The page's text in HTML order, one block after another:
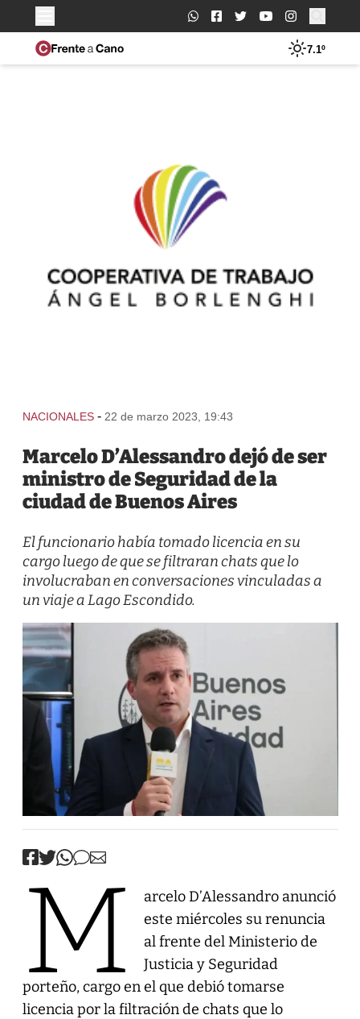
Buscar:
7.1º
NACIONALES - 22 de marzo 2023, 19:43
Marcelo D’Alessandro dejó de ser
ministro de Seguridad de la
ciudad de Buenos Aires
El funcionario había tomado licencia en su
cargo luego de que se filtraran chats que lo
involucraban en conversaciones vinculadas a
un viaje a Lago Escondido.
M
arcelo D’Alessandro anunció
este miércoles su renuncia
al frente del Ministerio de
Justicia y Seguridad
porteño, cargo en el que debió tomarse
licencia por la filtración de chats que lo